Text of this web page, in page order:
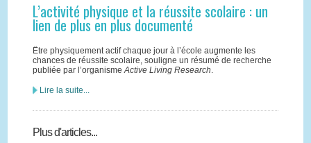
L’activité physique et la réussite scolaire : un
lien de plus en plus documenté
Être physiquement actif chaque jour à l’école augmente les
chances de réussite scolaire, souligne un résumé de recherche
publiée par l’organismeActive Living Research.
Lire la suite...
Plus d'articles...